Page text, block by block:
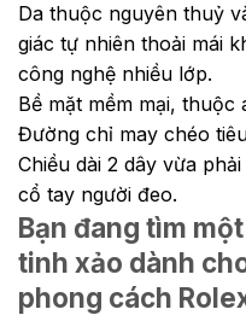
Da thuộc nguyên thuỷ
giác tự nhiên thoải mái
công nghệ nhiều lớp.
Bề mặt mềm mại, thuộc
Đường chỉ may chéo
Chiều dài 2 dây vừa
cổ tay người đeo.
Bạn đang tìm
tinh xảo dành
phong cách